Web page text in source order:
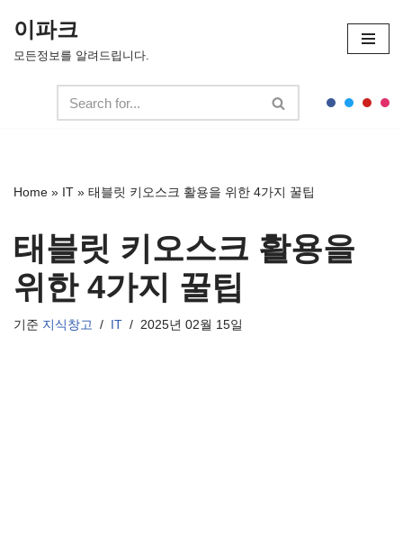
콘
기
이파크
모든정보를 알려드립니다.
Home » IT » 태블릿 키오스크 활용을 위한 4가지 꿀팁
태블릿 키오스크 활용을
위한 4가지 꿀팁
기준 지식창고 IT 2025년 02월 15일